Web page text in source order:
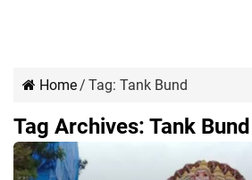
Home/ Tag: Tank Bund
Tag Archives: Tank Bund